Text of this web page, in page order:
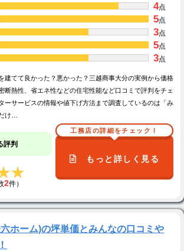
4点
5点
3点
5点
3点
建てて良かった？悪かった？三越商事大分の実例から価格
断熱性、省エネ性などの住宅性能など口コミで評判をチェ
ーサービスの情報や値下げ方法まで調査しているのは「み
け…
評判
2件）
工務店の詳細をチェック！
もっと詳しく見る
ホーム)の坪単価とみんなの口コミや